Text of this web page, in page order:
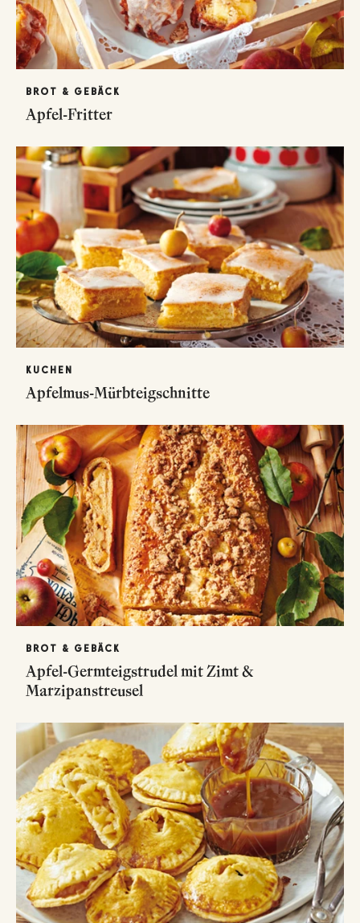
BROT & GEBÄCK
Apfel-Fritter
KUCHEN
Apfelmus-Mürbteigschnitte
BROT & GEBÄCK
Apfel-Germteigstrudel mit Zimt &
Marzipanstreusel